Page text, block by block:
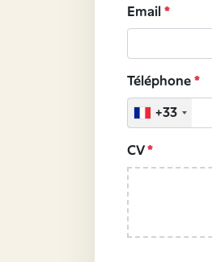
Email *
Téléphone *
+33
CV*